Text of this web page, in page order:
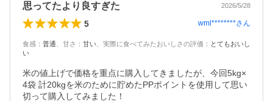
思ってたより良すぎた 2026/5/28
5 wml********さん
食感 ： 普通 甘さ ： 甘い 実際に食べてみたおいしさの評価 ： とてもおいし
い
米の値上げで価格を重点に購入してきましたが、今回5kg×
4袋 計20kgを米のために貯めたPPポイントを使用して思い
切って購入してみました！